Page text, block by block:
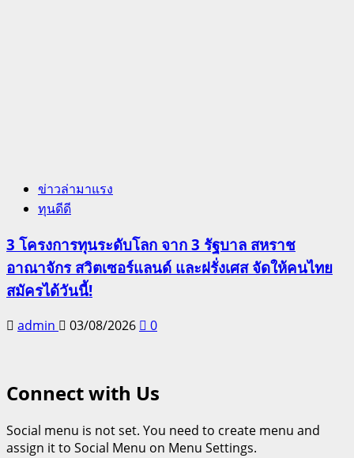
ข่าวล่ามาแรง
ทุนดีดี
3 โครงการทุนระดับโลก จาก 3 รัฐบาล สหราช
อาณาจักร สวิตเซอร์แลนด์ และฝรั่งเศส จัดให้คนไทย
สมัครได้วันนี้!
admin 03/08/2026 0
Connect with Us
Social menu is not set. You need to create menu and
assign it to Social Menu on Menu Settings.